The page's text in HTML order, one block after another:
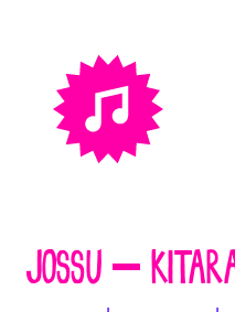
JOSSU –